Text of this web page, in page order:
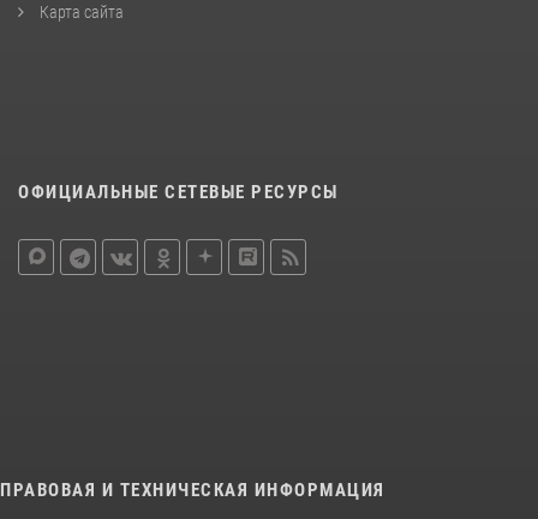
Карта сайта
ОФИЦИАЛЬНЫЕ СЕТЕВЫЕ РЕСУРСЫ
ПРАВОВАЯ И ТЕХНИЧЕСКАЯ ИНФОРМАЦИЯ